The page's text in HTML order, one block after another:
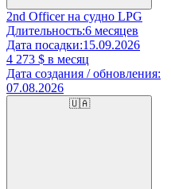
2nd Officer на судно LPG
Длительность:6 месяцев
Дата посадки:15.09.2026
4 273 $ в месяц
Дата создания / обновления:
07.08.2026
🇺🇦